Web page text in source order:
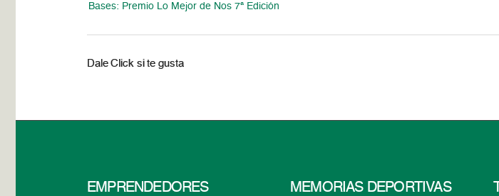
Bases: Premio Lo Mejor de Nos 7ª Edición
Dale Click si te gusta
EMPRENDEDORES MEMORIAS DEPORTIVAS